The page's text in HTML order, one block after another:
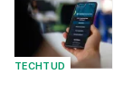
TECHTUD